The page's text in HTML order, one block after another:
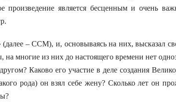
является бесценным и очень
– ССМ), и, основываясь на них, высказал
многие из них до настоящего времени нет
Каково его участие в деле создания
рода) он взял себе жену? Сколько лет он